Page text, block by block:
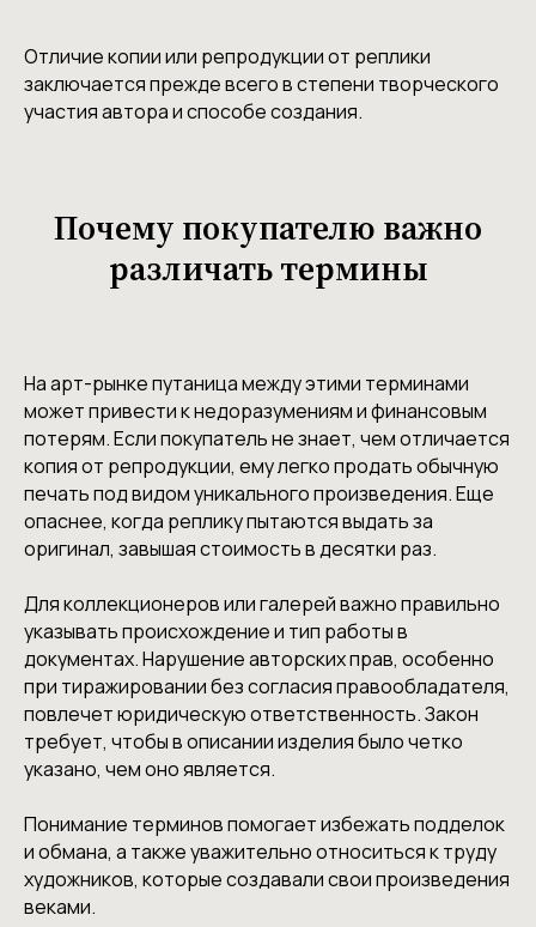
Отличие копии или репродукции от реплики
заключается прежде всего в степени творческого
участия автора и способе создания.
Почему покупателю важно
различать термины
На арт-рынке путаница между этими терминами
может привести к недоразумениям и финансовым
потерям. Если покупатель не знает, чем отличается
копия от репродукции, ему легко продать обычную
печать под видом уникального произведения. Еще
опаснее, когда реплику пытаются выдать за
оригинал, завышая стоимость в десятки раз.
Для коллекционеров или галерей важно правильно
указывать происхождение и тип работы в
документах. Нарушение авторских прав, особенно
при тиражировании без согласия правообладателя,
повлечет юридическую ответственность. Закон
требует, чтобы в описании изделия было четко
указано, чем оно является.
Понимание терминов помогает избежать подделок
и обмана, а также уважительно относиться к труду
художников, которые создавали свои произведения
веками.